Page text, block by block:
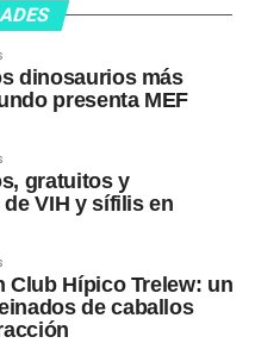
dinosaurios más
presenta MEF
gratuitos y
VIH y sífilis en
Club Hípico Trelew: un
de caballos